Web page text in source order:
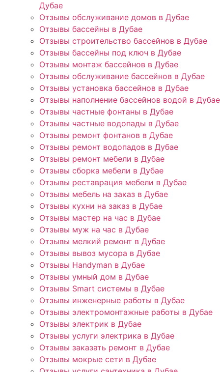
Дубае
Отзывы обслуживание домов в Дубае
Отзывы бассейны в Дубае
Отзывы строительство бассейнов в Дубае
Отзывы бассейны под ключ в Дубае
Отзывы монтаж бассейнов в Дубае
Отзывы обслуживание бассейнов в Дубае
Отзывы установка бассейнов в Дубае
Отзывы наполнение бассейнов водой в Дубае
Отзывы частные фонтаны в Дубае
Отзывы частные водопады в Дубае
Отзывы ремонт фонтанов в Дубае
Отзывы ремонт водопадов в Дубае
Отзывы ремонт мебели в Дубае
Отзывы сборка мебели в Дубае
Отзывы реставрация мебели в Дубае
Отзывы мебель на заказ в Дубае
Отзывы кухни на заказ в Дубае
Отзывы мастер на час в Дубае
Отзывы муж на час в Дубае
Отзывы мелкий ремонт в Дубае
Отзывы вывоз мусора в Дубае
Отзывы Handyman в Дубае
Отзывы умный дом в Дубае
Отзывы Smart системы в Дубае
Отзывы инженерные работы в Дубае
Отзывы электромонтажные работы в Дубае
Отзывы электрик в Дубае
Отзывы услуги электрика в Дубае
Отзывы заказать ремонт в Дубае
Отзывы мокрые сети в Дубае